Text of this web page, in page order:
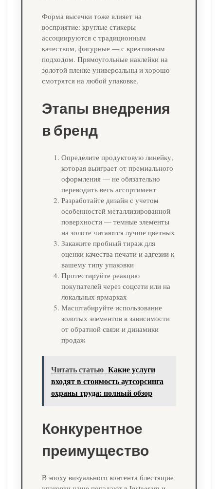
Форма высечки тоже влияет на
восприятие: круглые стикеры
ассоциируются с традиционным
качеством, фигурные — с креативным
подходом. Прямоугольные наклейки на
золотой пленке универсальны и хорошо
смотрятся на любой упаковке.
Этапы внедрения
в бренд
Определите продуктовую линейку,
которая выиграет от премиального
оформления — не обязательно
переводить весь ассортимент
Разработайте дизайн с учетом
особенностей металлизированной
поверхности — темные элементы
на золоте читаются лучше цветных
Закажите пробный тираж для
оценки качества печати и адгезии к
вашему типу упаковки
Протестируйте реакцию
покупателей через соцсети или на
локальных ярмарках
Масштабируйте использование
золотых элементов в зависимости
от обратной связи и динамики
продаж
Читать статью Какие услуги
входят в стоимость аутсорсинга
охраны труда: полный обзор
Конкурентное
преимущество
В эпоху визуального контента блестящие